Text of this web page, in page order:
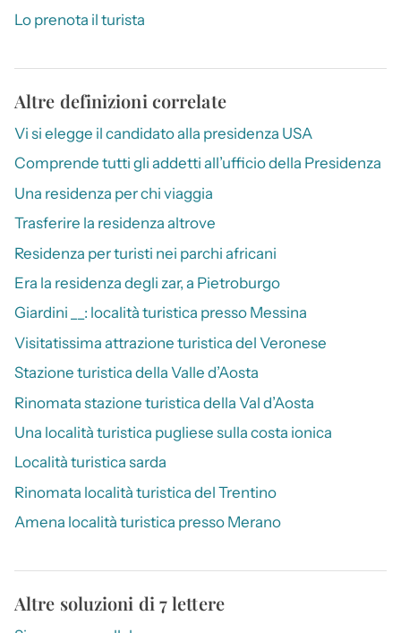
Lo prenota il turista
Altre definizioni correlate
Vi si elegge il candidato alla presidenza USA
Comprende tutti gli addetti all’ufficio della Presidenza
Una residenza per chi viaggia
Trasferire la residenza altrove
Residenza per turisti nei parchi africani
Era la residenza degli zar, a Pietroburgo
Giardini __: località turistica presso Messina
Visitatissima attrazione turistica del Veronese
Stazione turistica della Valle d’Aosta
Rinomata stazione turistica della Val d’Aosta
Una località turistica pugliese sulla costa ionica
Località turistica sarda
Rinomata località turistica del Trentino
Amena località turistica presso Merano
Altre soluzioni di 7 lettere